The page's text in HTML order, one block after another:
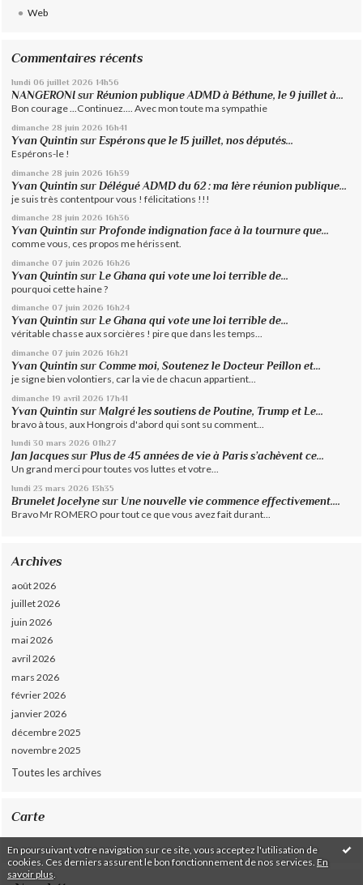
En poursuivant votre navigation sur ce site, vous acceptez l'utilisation de
cookies. Ces derniers assurent le bon fonctionnement de nos services. En
savoir plus
Web
Commentaires récents
lundi 06 juillet 2026 14h56
NANGERONI surRéunion publique ADMD à Béthune, le 9 juillet à...
Bon courage ...Continuez.... Avec mon toute ma sympathie
dimanche 28 juin 2026 16h41
Yvan Quintin surEspérons que le 15 juillet, nos députés...
Espérons-le !
dimanche 28 juin 2026 16h39
Yvan Quintin surDélégué ADMD du 62 : ma 1ère réunion publique...
je suis très contentpour vous ! félicitations !!!
dimanche 28 juin 2026 16h36
Yvan Quintin surProfonde indignation face à la tournure que...
comme vous, ces propos me hérissent.
dimanche 07 juin 2026 16h26
Yvan Quintin sur Le Ghana qui vote une loi terrible de...
pourquoi cette haine ?
dimanche 07 juin 2026 16h24
Yvan Quintin surLe Ghana qui vote une loi terrible de...
véritable chasse aux sorcières ! pire que dans les temps...
dimanche 07 juin 2026 16h21
Yvan Quintin surComme moi, Soutenez le Docteur Peillon et...
je signe bien volontiers, car la vie de chacun appartient...
dimanche 19 avril 2026 17h41
Yvan Quintin surMalgré les soutiens de Poutine, Trump et Le...
bravo à tous, aux Hongrois d'abord qui sont su comment...
lundi 30 mars 2026 01h27
Jan Jacques surPlus de 45 années de vie à Paris s’achèvent ce...
Un grand merci pour toutes vos luttes et votre...
lundi 23 mars 2026 13h35
Brunelet Jocelyne sur Une nouvelle vie commence effectivement....
Bravo Mr ROMERO pour tout ce que vous avez fait durant...
Archives
août 2026
juillet 2026
juin 2026
mai 2026
avril 2026
mars 2026
février 2026
janvier 2026
décembre 2025
novembre 2025
Toutes les archives
Carte